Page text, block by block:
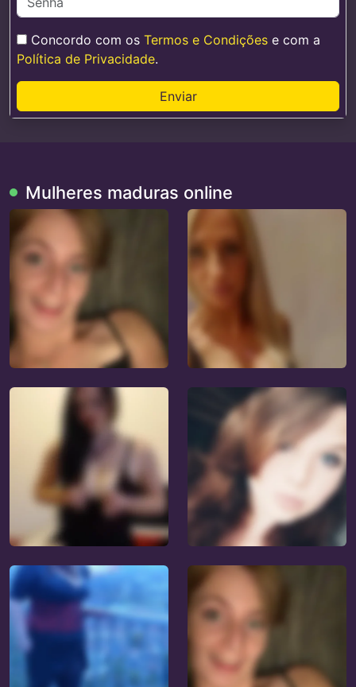
Concordo com os Termos e Condições e com a
Política de Privacidade.
Enviar
Mulheres maduras online